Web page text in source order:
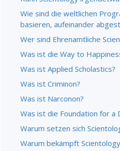
Wie sind die weltlichen
basieren, aufeinander
Wer sind Ehrenamtliche
Was ist die Way to
Was ist Applied Scholastics?
Was ist Criminon?
Was ist Narconon?
Was ist die Foundation for a
Warum setzen sich
Warum bekämpft